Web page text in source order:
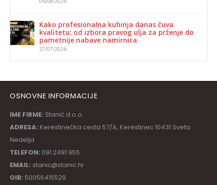
Kako profesionalna kuhinja danas čuva
kvalitetu: od izbora pravog ulja za prženje do
pametnije nabave namirnica
27/07/2026
OSNOVNE INFORMACIJE
IME FIRME: Stanić d.o.o.
ADRESA: Kerestinečka cesta 57/A, Kerestinec 10431 Sveta
Nedelja
TELEFON: 091 2481 955
EMAIL: stanic@stanic.hr
OIB: 50056415529